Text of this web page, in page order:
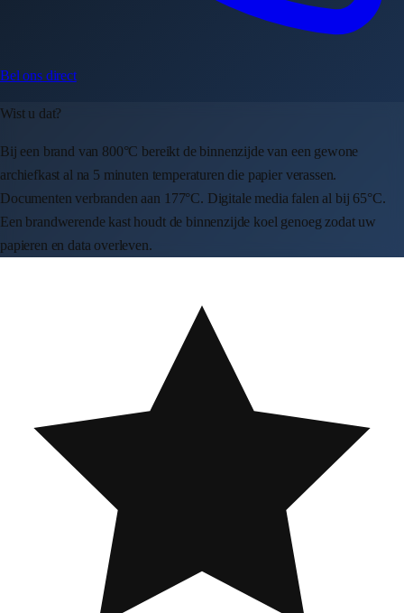
Bel ons direct
Wist u dat?
Bij een brand van 800°C bereikt de binnenzijde van een gewone
archiefkast al na 5 minuten temperaturen die papier verassen.
Documenten verbranden aan 177°C. Digitale media falen al bij 65°C.
Een brandwerende kast houdt de binnenzijde koel genoeg zodat uw
papieren en data overleven.